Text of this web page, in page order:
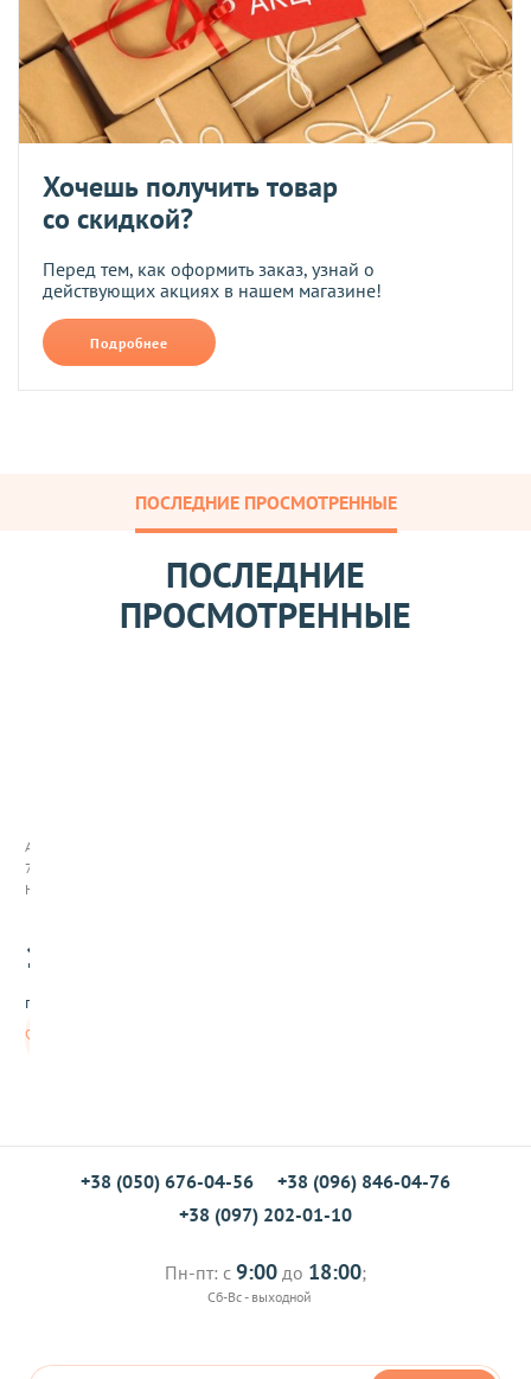
Хочешь получить товар
со скидкой?
Перед тем, как оформить заказ, узнай о
действующих акциях в нашем магазине!
Подробнее
ПОСЛЕДНИЕ ПРОСМОТРЕННЫЕ
ПОСЛЕДНИЕ
ПРОСМОТРЕННЫЕ
ы
п
к
а
л
ч
к
Арт:
794112
Нет в наличии
1300
грн/шт
+38 (050) 676-04-56
+38 (096) 846-04-76
+38 (097) 202-01-10
Пн-пт: с 9:00 до 18:00;
Сб-Вс - выходной